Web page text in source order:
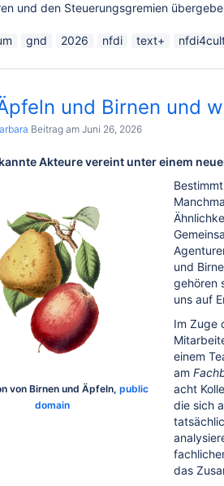
und den Steuerungsgremien
gnd 2026 nfdi text+
und Birnen und
Beitrag am Juni 26, 2026
Akteure vereint unter einem
von Birnen und Äpfeln, public
domain
und
gehören
uns auf
Im Zuge
einem
am
acht
die sich
das